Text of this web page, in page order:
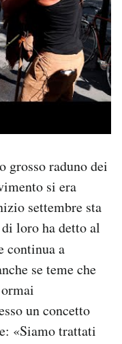
grosso raduno dei
si era
settembre sta
loro ha detto al
continua a
se teme che
un concetto
«Siamo trattati